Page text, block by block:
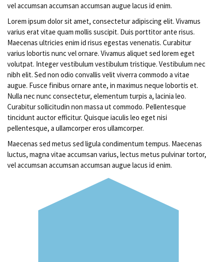
vel accumsan accumsan accumsan augue lacus id enim.
Lorem ipsum dolor sit amet, consectetur adipiscing elit. Vivamus
varius erat vitae quam mollis suscipit. Duis porttitor ante risus.
Maecenas ultricies enim id risus egestas venenatis. Curabitur
varius lobortis nunc vel ornare. Vivamus aliquet sed lorem eget
volutpat. Integer vestibulum vestibulum tristique. Vestibulum nec
nibh elit. Sed non odio convallis velit viverra commodo a vitae
augue. Fusce finibus ornare ante, in maximus neque lobortis et.
Nulla nec nunc consectetur, elementum turpis a, lacinia leo.
Curabitur sollicitudin non massa ut commodo. Pellentesque
tincidunt auctor efficitur. Quisque iaculis leo eget nisi
pellentesque, a ullamcorper eros ullamcorper.
Maecenas sed metus sed ligula condimentum tempus. Maecenas
luctus, magna vitae accumsan varius, lectus metus pulvinar tortor,
vel accumsan accumsan accumsan augue lacus id enim.